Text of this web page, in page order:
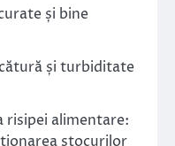
și bine
și turbiditate
risipei alimentare:
stocurilor